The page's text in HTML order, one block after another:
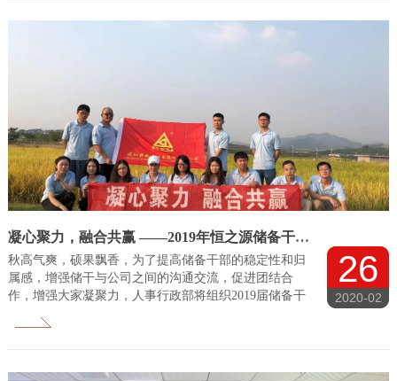
凝心聚力，融合共赢 ——2019年恒之源储备干部户外团建活动
秋高气爽，硕果飘香，为了提高储备干部的稳定性和归
属感，增强储干与公司之间的沟通交流，促进团结合
作，增强大家凝聚力，人事行政部将组织2019届储备干
品尝特色农家美食。
26
2020-02